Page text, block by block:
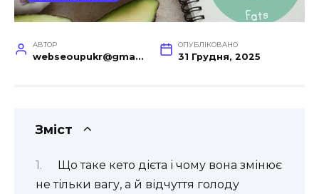
АВТОР
webseoupukr@gmail.com
ОПУБЛІКОВАНО
31 Грудня, 2025
Зміст
Що таке кето дієта і чому вона змінює
не тільки вагу, а й відчуття голоду